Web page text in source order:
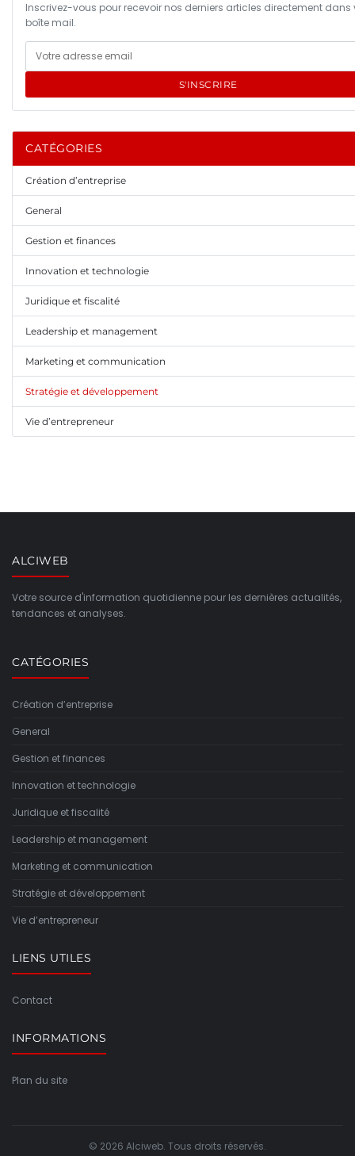
Inscrivez-vous pour recevoir nos derniers articles directement dans
boîte mail.
S'INSCRIRE
CATÉGORIES
Création d’entreprise
General
Gestion et finances
Innovation et technologie
Juridique et fiscalité
Leadership et management
Marketing et communication
Stratégie et développement
Vie d’entrepreneur
ALCIWEB
Votre source d'information quotidienne pour les dernières actualités,
tendances et analyses.
CATÉGORIES
Création d’entreprise
General
Gestion et finances
Innovation et technologie
Juridique et fiscalité
Leadership et management
Marketing et communication
Stratégie et développement
Vie d’entrepreneur
LIENS UTILES
Contact
INFORMATIONS
Plan du site
© 2026 Alciweb. Tous droits réservés.